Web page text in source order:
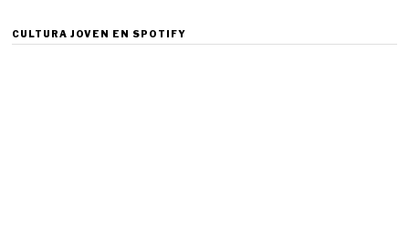
CULTURA JOVEN EN SPOTIFY